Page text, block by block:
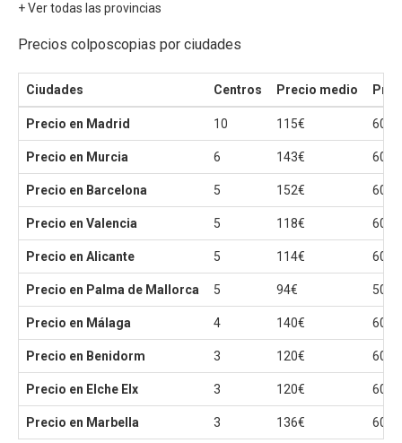
+ Ver todas las provincias
Precios colposcopias por ciudades
Ciudades Centros Precio medio
Precio en Madrid 10 115€ 60€
Precio en Murcia 6 143€ 60€
Precio en Barcelona 5 152€ 60€
Precio en Valencia 5 118€ 60€
Precio en Alicante 5 114€ 60€
Precio en Palma de Mallorca 5 94€ 50€
Precio en Málaga 4 140€ 60€
Precio en Benidorm 3 120€ 60€
Precio en Elche Elx 3 120€ 60€
Precio en Marbella 3 136€ 60€